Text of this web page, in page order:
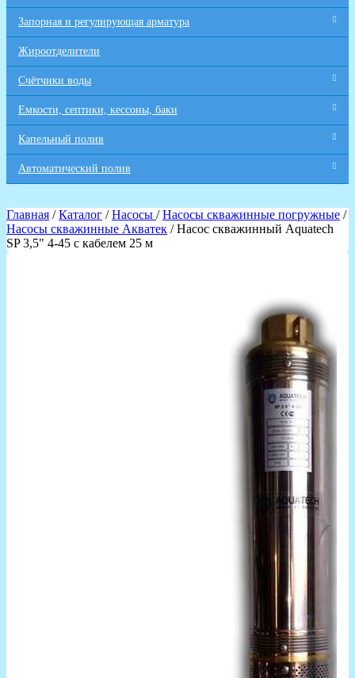
Запорная и регулирующая арматура
Жироотделители
Счётчики воды
Емкости, септики, кессоны, баки
Капельный полив
Автоматический полив
Главная /Каталог /Насосы /Насосы скважинные погружные /
Насосы скважинные Акватек / Насос скважинный Aquatech
SP 3,5" 4-45 с кабелем 25 м